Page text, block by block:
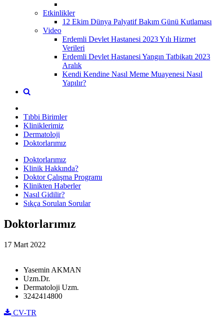
Etkinlikler
12 Ekim Dünya Palyatif Bakım Günü Kutlaması
Video
Erdemli Devlet Hastanesi 2023 Yılı Hizmet
Verileri
Erdemli Devlet Hastanesi Yangın Tatbikatı 2023
Aralık
Kendi Kendine Nasıl Meme Muayenesi Nasıl
Yapılır?
Tıbbi Birimler
Kliniklerimiz
Dermatoloji
Doktorlarımız
Doktorlarımız
Klinik Hakkında?
Doktor Çalışma Programı
Klinikten Haberler
Nasıl Gidilir?
Sıkça Sorulan Sorular
Doktorlarımız
17 Mart 2022
Yasemin AKMAN
Uzm.Dr.
Dermatoloji Uzm.
3242414800
CV-TR